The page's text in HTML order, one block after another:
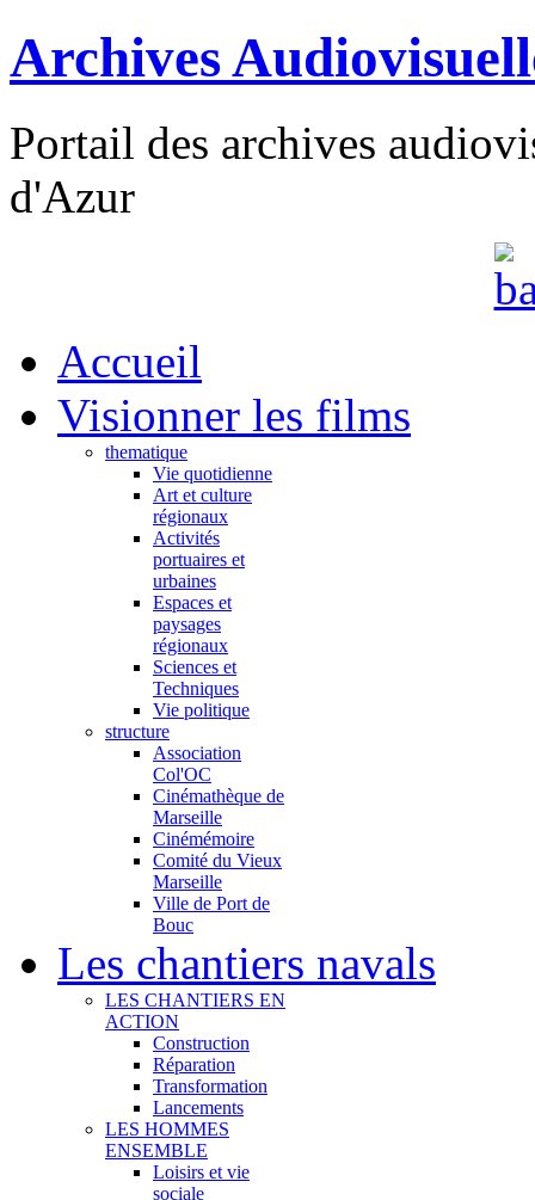
Archives
Portail des archives
d'Azur
Accueil
Visionner les films
thematique
Vie quotidienne
Art et culture
régionaux
Activités
portuaires et
urbaines
Espaces et
paysages
régionaux
Sciences et
Techniques
Vie politique
structure
Association
Col'OC
Cinémathèque de
Marseille
Cinémémoire
Comité du Vieux
Marseille
Ville de Port de
Bouc
Les chantiers navals
LES CHANTIERS EN
ACTION
Construction
Réparation
Transformation
Lancements
LES HOMMES
ENSEMBLE
Loisirs et vie
sociale